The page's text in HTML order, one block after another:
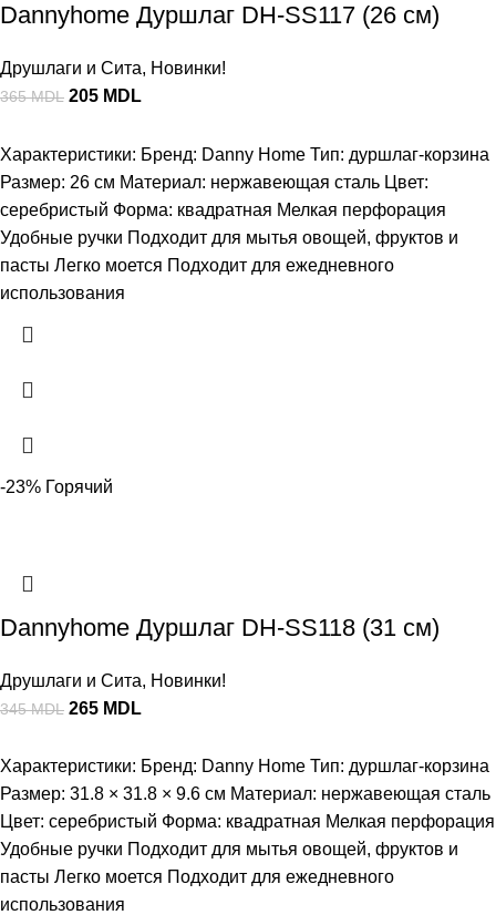
Dannyhome Дуршлаг DH-SS117 (26 см)
Друшлаги и Сита, Новинки!
365MDL 205 MDL
Характеристики: Бренд: Danny Home Тип: дуршлаг-корзина
Размер: 26 см Материал: нержавеющая сталь Цвет:
серебристый Форма: квадратная Мелкая перфорация
Удобные ручки Подходит для мытья овощей, фруктов и
пасты Легко моется Подходит для ежедневного
использования
-23% Горячий
Dannyhome Дуршлаг DH-SS118 (31 см)
Друшлаги и Сита, Новинки!
345MDL 265 MDL
Характеристики: Бренд: Danny Home Тип: дуршлаг-корзина
Размер: 31.8 × 31.8 × 9.6 см Материал: нержавеющая сталь
Цвет: серебристый Форма: квадратная Мелкая перфорация
Удобные ручки Подходит для мытья овощей, фруктов и
пасты Легко моется Подходит для ежедневного
использования